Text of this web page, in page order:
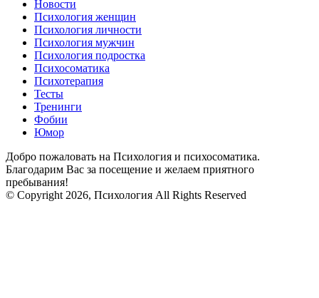
Новости
Психология женщин
Психология личности
Психология мужчин
Психология подростка
Психосоматика
Психотерапия
Тесты
Тренинги
Фобии
Юмор
Добро пожаловать на Психология и психосоматика.
Благодарим Вас за посещение и желаем приятного
пребывания!
© Copyright 2026, Психология All Rights Reserved